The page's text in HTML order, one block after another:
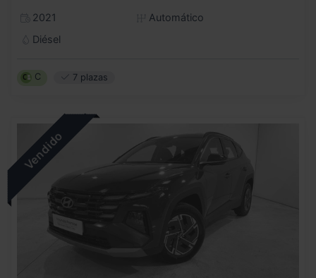
2021
Automático
Diésel
C 7 plazas